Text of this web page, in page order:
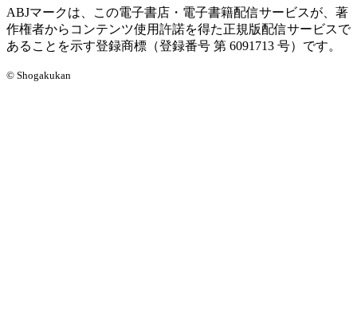
ABJマークは、この電子書店・電子書籍配信サービスが、著
作権者からコンテンツ使用許諾を得た正規版配信サービスで
あることを示す登録商標（登録番号 第 6091713 号）です。
© Shogakukan